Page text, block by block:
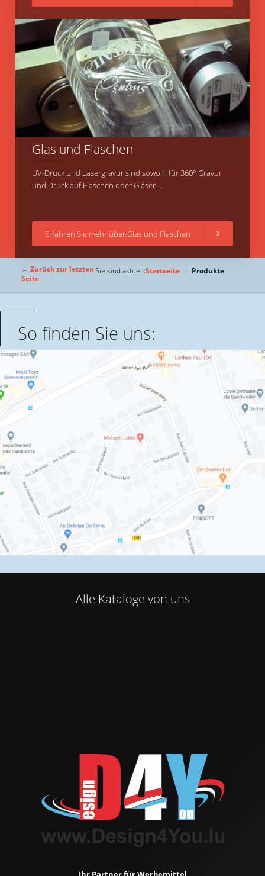
Glas und Flaschen
UV-Druck und Lasergravur sind sowohl für 360° Gravur
und Druck auf Flaschen oder Gläser ...
Erfahren Sie mehr über:Glas und Flaschen
← Zurück zur letzten
Seite
Sie sind aktuell:Startseite Produkte
So finden Sie uns:
Alle Kataloge von uns